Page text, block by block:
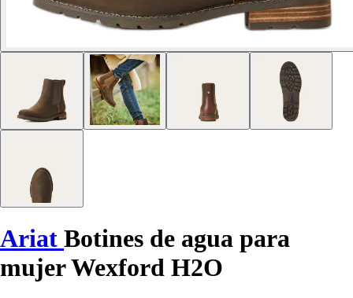
Ariat Botines de agua para
mujer Wexford H2O